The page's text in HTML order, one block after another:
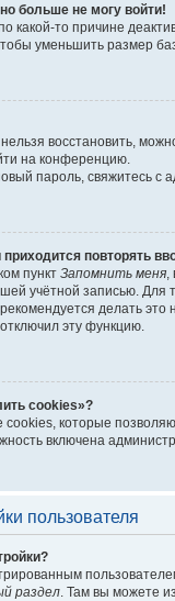
больше не могу войти!
какой-то причине
уменьшить размер
восстановить,
на конференцию.
пароль, свяжитесь с
повторять
пункт Запомнить меня
учётной записью.
делать это
эту функцию.
cookies»?
которые
включена
пользователя
раздел . Там вы можете